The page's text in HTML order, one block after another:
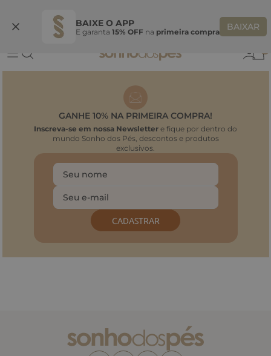
BAIXE O APP
E garanta 15% OFF na primeira compra BAIXAR
Ganhe 10% OFF na coleção utilizando o código do seu vendedor*
GANHE 10% NA PRIMEIRA COMPRA!
Inscreva-se em nossa Newsletter e fique por dentro do
mundo Sonho dos Pés, descontos e produtos
exclusivos.
CADASTRAR